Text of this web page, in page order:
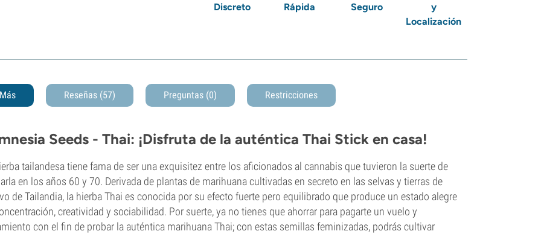
Discreto
Rápida
Seguro
y
Localización
Más Reseñas (57) Preguntas (0) Restricciones
Seeds - Thai: ¡Disfruta de la auténtica Thai Stick en casa!
tailandesa tiene fama de ser una exquisitez entre los aficionados al cannabis que tuvieron la suerte de
en los años 60 y 70. Derivada de plantas de marihuana cultivadas en secreto en las selvas y tierras de
de Tailandia, la hierba Thai es conocida por su efecto fuerte pero equilibrado que produce un estado alegre
creatividad y sociabilidad. Por suerte, ya no tienes que ahorrar para pagarte un vuelo y
con el fin de probar la auténtica marihuana Thai; con estas semillas feminizadas, podrás cultivar